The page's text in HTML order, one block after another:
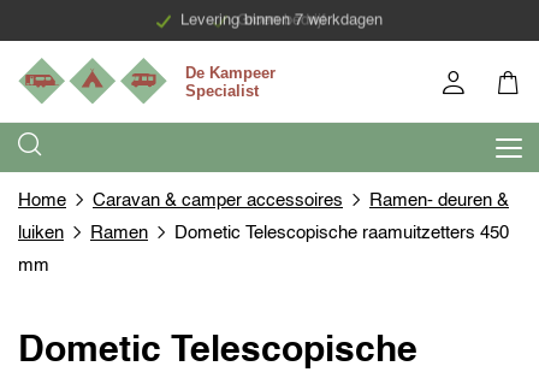
Groen bedrijf
Levering binnen 7 werkdagen
Home Caravan & camper accessoires
Ramen- deuren &
luiken
Ramen
Dometic Telescopische raamuitzetters 450
mm
Dometic Telescopische